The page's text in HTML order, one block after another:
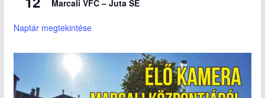
Marcali VFC – Juta SE
Naptár megtekintése